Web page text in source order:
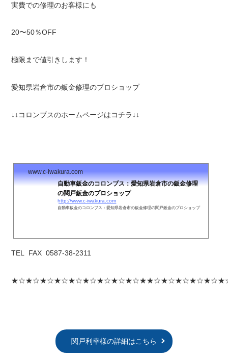
実費での修理のお客様にも
20〜50％OFF
極限まで値引きします！
愛知県岩倉市の鈑金修理のプロショップ
↓↓コロンブスのホームページはコチラ↓↓
www.c-iwakura.com
自動車鈑金のコロンブス：愛知県岩倉市の鈑金修理
の関戸鈑金のプロショップ
http://www.c-iwakura.com
自動車鈑金のコロンブス：愛知県岩倉市の鈑金修理の関戸鈑金のプロショップ
TEL FAX 0587-38-2311
関戸利幸様の詳細はこちら